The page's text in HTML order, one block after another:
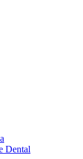
Dental